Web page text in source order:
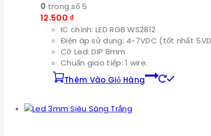
0 trong số 5
12.500 ₫
IC chính: LED RGB WS2812
Điện áp sử dụng: 4~7VDC (tốt nhất
Cỡ Led: DIP 8mm
Chuẩn giao tiếp: 1 wire.
Thêm Vào Giỏ Hàng